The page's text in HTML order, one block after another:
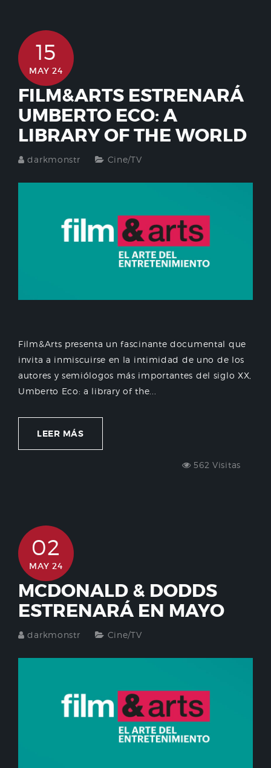
15
MAY 24
FILM&ARTS ESTRENARÁ
UMBERTO ECO: A
LIBRARY OF THE WORLD
darkmonstr Cine/TV
Film&Arts presenta un fascinante documental que
invita a inmiscuirse en la intimidad de uno de los
autores y semiólogos más importantes del siglo XX,
Umberto Eco: a library of the...
LEER MÁS
562 Visitas
02
MAY 24
MCDONALD & DODDS
ESTRENARÁ EN MAYO
darkmonstr Cine/TV